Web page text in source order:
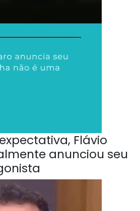
Flávio
anunciou seu